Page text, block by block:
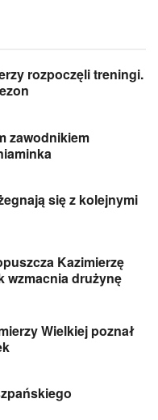
rozpoczęli treningi.
zawodnikiem
się z kolejnymi
Kazimierzę
wzmacnia drużynę
Wielkiej poznał